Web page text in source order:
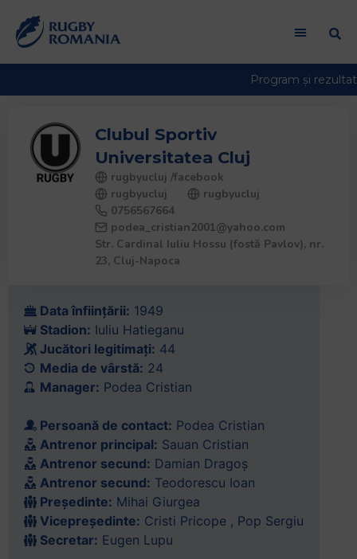
venit
cititorul
Accessibility
Accessibility,
apăsați
Această
comandă
rapidă
activează
cititorul
Clubul Sportiv
Universitatea Cluj
rugbyucluj /facebook
rugbyucluj
rugbyucluj
0756567664
podea_cristian2001@yahoo.com
Str. Cardinal Iuliu Hossu (fostă Pavlov), nr.
23, Cluj-Napoca
Data înființării: 1949
Stadion: Iuliu Hatieganu
Jucători legitimați: 44
Media de vârstă: 24
Manager: Podea Cristian
Persoană de contact: Podea Cristian
Antrenor principal: Sauan Cristian
Antrenor secund: Damian Dragoș
Antrenor secund: Teodorescu Ioan
Președinte: Mihai Giurgea
Vicepreședinte: Cristi Pricope , Pop Sergiu
Secretar: Eugen Lupu